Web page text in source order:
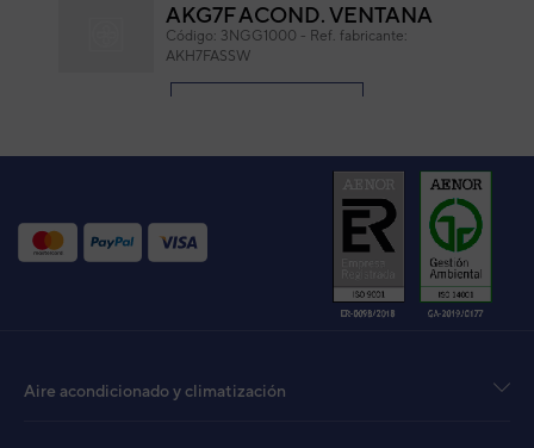
AKG7F ACOND. VENTANA
Código: 3NGG1000 - Ref. fabricante:
AKH7FASSW
AKG9F ACOND.VENTANA
Ref. fabricante:
AKH9FBSSW
Aire acondicionado y climatización